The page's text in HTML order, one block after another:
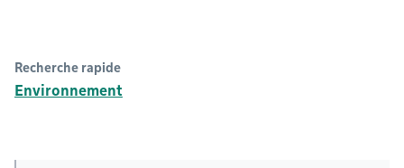
Recherche rapide
Environnement